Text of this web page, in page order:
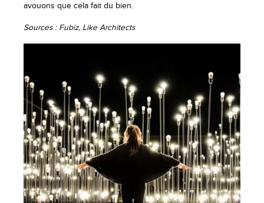
avouons que cela fait du bien.
Sources : Fubiz, Like Architects